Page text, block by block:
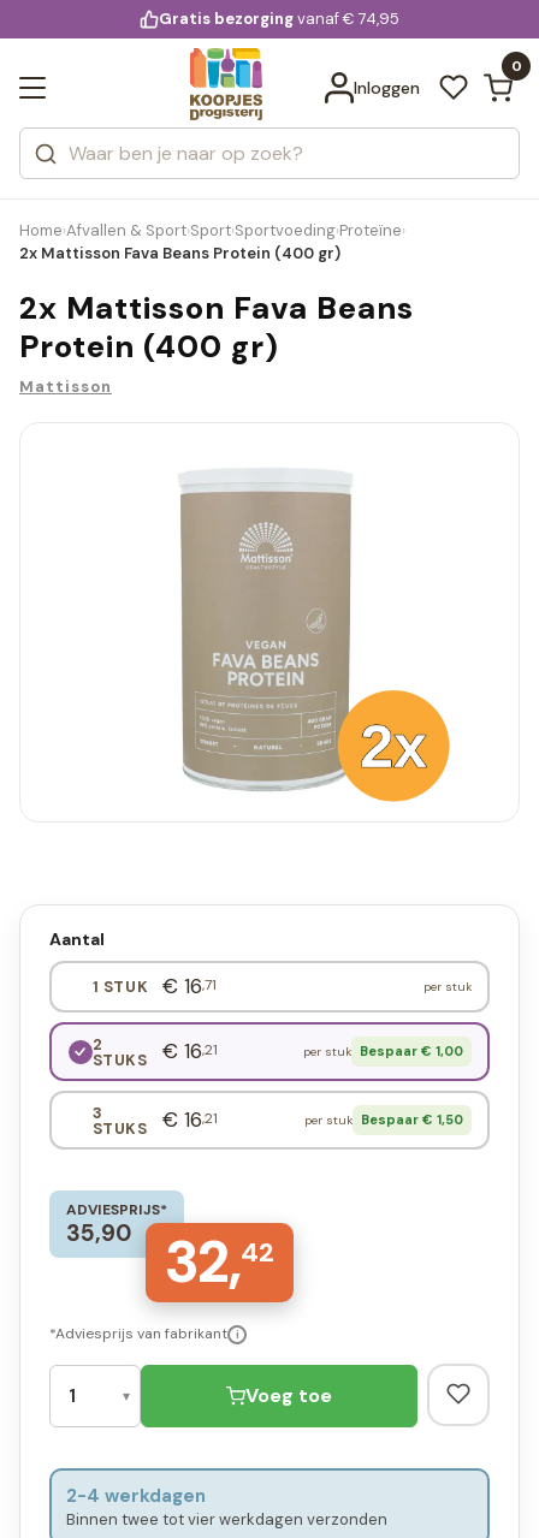
voor 20:00 uur besteld
Gratis bezorgingvanaf € 74,95
Inloggen
0
Zoeken
Categorieën
Merken
Bekijk alle resultaten
Home›Afvallen & Sport›Sport›Sportvoeding›Proteïne›
2x Mattisson Fava Beans Protein (400 gr)
2x Mattisson Fava Beans
Protein (400 gr)
Mattisson
Aantal
1 STUK € 16,71 per stuk
2
STUKS € 16,21 per stuk Bespaar € 1,00
3
STUKS € 16,21 per stuk Bespaar € 1,50
ADVIESPRIJS*
35,90 32,42
*Adviesprijs van fabrikant i
Voeg toe
2-4 werkdagen
Binnen twee tot vier werkdagen verzonden